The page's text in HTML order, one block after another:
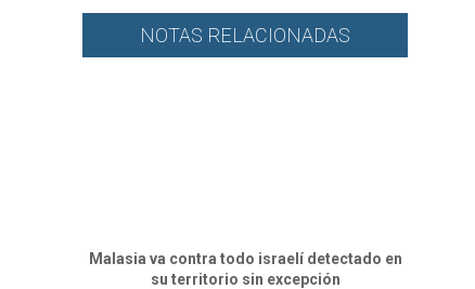
NOTAS RELACIONADAS
Malasia va contra todo israelí detectado en
su territorio sin excepción